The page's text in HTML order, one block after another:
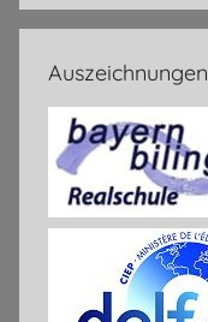
Auszeichnungen